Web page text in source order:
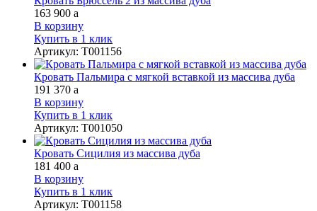
163 900 a
В корзину
Купить в 1 клик
Артикул: Т001156
Кровать Пальмира с мягкой вставкой из массива дуба
191 370 a
В корзину
Купить в 1 клик
Артикул: Т001050
Кровать Сицилия из массива дуба
181 400 a
В корзину
Купить в 1 клик
Артикул: Т001158